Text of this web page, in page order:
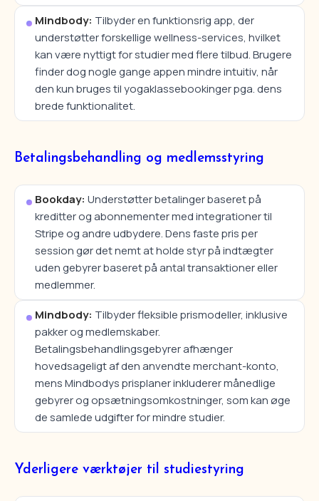
Mindbody: Tilbyder en funktionsrig app, der
understøtter forskellige wellness-services, hvilket
kan være nyttigt for studier med flere tilbud. Brugere
finder dog nogle gange appen mindre intuitiv, når
den kun bruges til yogaklassebookinger pga. dens
brede funktionalitet.
Betalingsbehandling og medlemsstyring
Bookday: Understøtter betalinger baseret på
kreditter og abonnementer med integrationer til
Stripe og andre udbydere. Dens faste pris per
session gør det nemt at holde styr på indtægter
uden gebyrer baseret på antal transaktioner eller
medlemmer.
Mindbody: Tilbyder fleksible prismodeller, inklusive
pakker og medlemskaber.
Betalingsbehandlingsgebyrer afhænger
hovedsageligt af den anvendte merchant-konto,
mens Mindbodys prisplaner inkluderer månedlige
gebyrer og opsætningsomkostninger, som kan øge
de samlede udgifter for mindre studier.
Yderligere værktøjer til studiestyring